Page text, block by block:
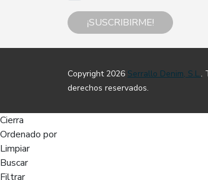
¡SUSCRIBIRME!
Copyright 2026 Serrallo Denim, S.L..
derechos reservados.
Cierra
Ordenado por
Limpiar
Buscar
Filtrar